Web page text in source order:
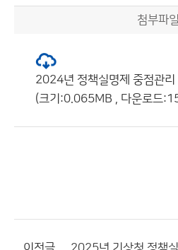
첨부파일
2024년 정책실명제 중점관
(크기:0.065MB , 다운로드